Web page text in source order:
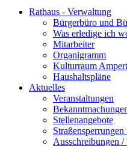
Rathaus - Verwaltung
Bürgerbüro und
Was erledige ich
Mitarbeiter
Organigramm
Kulturraum
Haushaltspläne
Aktuelles
Veranstaltungen
Stellenangebote
Ausschreibungen /